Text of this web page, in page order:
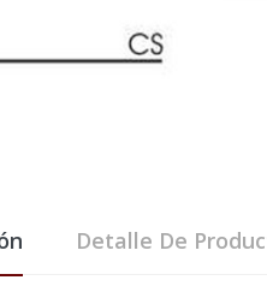
Detalle De